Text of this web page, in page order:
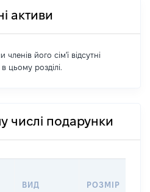
активи
його сім'ї відсутні
цьому розділі.
числі подарунки
ВИД
РОЗМІР